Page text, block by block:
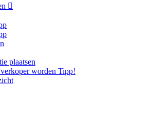

plaatsen
worden Tipp!